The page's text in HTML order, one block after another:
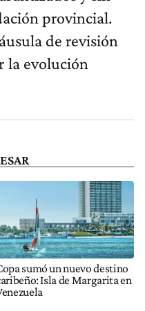
provincial.
de revisión
la evolución
sumó un nuevo destino
Isla de Margarita en